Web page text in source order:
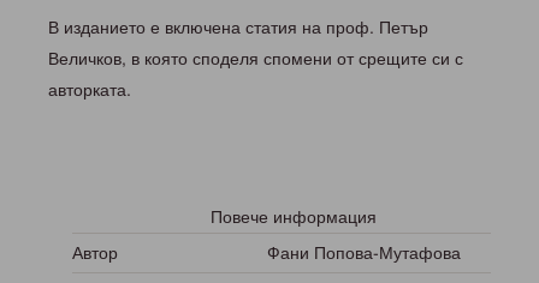
В изданието е включена статия на проф. Петър
Величков, в която споделя спомени от срещите си с
авторката.
Повече информация
Автор
Фани Попова-Мутафова